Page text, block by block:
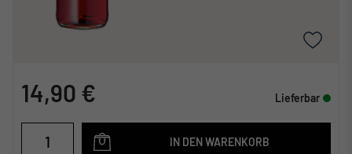
14,90 € Lieferbar
IN DEN WARENKORB